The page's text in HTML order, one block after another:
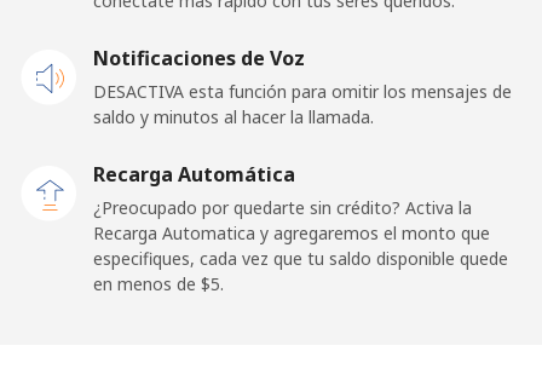
⁦48.9¢⁩ 20 min por ⁦$10⁩
New Zealand
Celular ⁦6.9¢⁩
Nicaragua
Notificaciones de Voz
DESACTIVA esta función para omitir los mensajes de
saldo y minutos al hacer la llamada.
Recarga Automática
¿Preocupado por quedarte sin crédito? Activa la
Recarga Automatica y agregaremos el monto que
especifiques, cada vez que tu saldo disponible quede
en menos de ⁦$5⁩.